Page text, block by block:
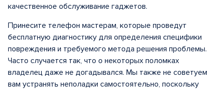
качественное обслуживание гаджетов.
Принесите телефон мастерам, которые проведут
бесплатную диагностику для определения специфики
повреждения и требуемого метода решения проблемы.
Часто случается так, что о некоторых поломках
владелец даже не догадывался. Мы также не советуем
вам устранять неполадки самостоятельно, поскольку